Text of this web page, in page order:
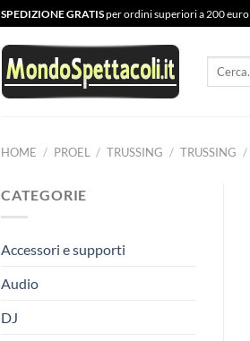
SPEDIZIONE GRATISper ordini superiori a 200 euro
Cerca:
HOME / PROEL / TRUSSING / TRUSSING /
CATEGORIE
Accessori e supporti
Audio
DJ